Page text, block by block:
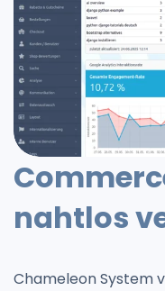
nahtlos
Chameleon System